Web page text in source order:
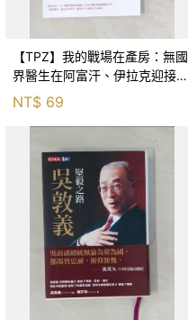
【TPZ】我的戰場在產房：無國
界醫生在阿富汗、伊拉克迎接新
生命的熱血救援記事_王伊蕾
NT$ 69